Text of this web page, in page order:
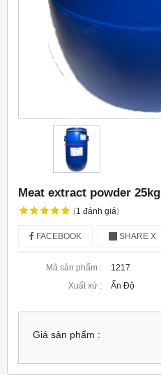
Meat extract powder 25kg
(1 đánh giá)
FACEBOOK SHARE X
Mã sản phẩm :
1217
Xuất xứ :
Ấn Độ
Giá sản phẩm :